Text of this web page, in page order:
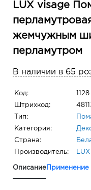
LUX visage
жемчужным
перламутром
В наличии в 65
Код: 1128
Штрихкод:
Тип:
Категория:
Страна:
Производитель:
Описание Применение